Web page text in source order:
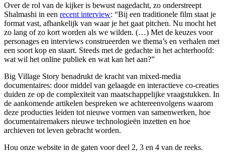
Over de rol van de kijker is bewust nagedacht, zo onderstreept
Shalmashi in een recent interview: “Bij een traditionele film staat je
format vast, afhankelijk van waar je het gaat pitchen. Nu mocht het
zo lang of zo kort worden als we wilden. (…) Met de keuzes voor
personages en interviews construeerden we thema’s en verhalen met
een soort kop en staart. Steeds met de gedachte in het achterhoofd:
wat wil het online publiek en wat kan het aan?”
Big Village Story benadrukt de kracht van mixed-media
documentaires: door middel van gelaagde en interactieve co-creaties
duiden ze op de complexiteit van maatschappelijke vraagstukken. In
de aankomende artikelen bespreken we achtereenvolgens waarom
deze producties leiden tot nieuwe vormen van samenwerken, hoe
documentairemakers nieuwe technologieën inzetten en hoe
archieven tot leven gebracht worden.
Hou onze website in de gaten voor deel 2, 3 en 4 van de reeks.